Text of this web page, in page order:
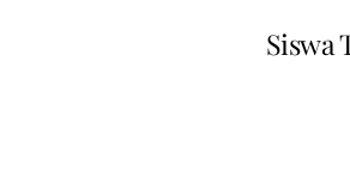
Siswa